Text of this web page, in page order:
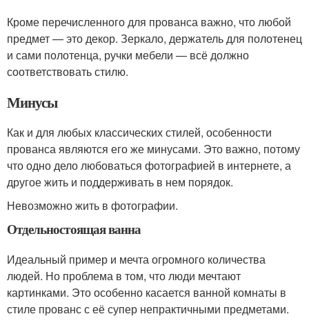
Кроме перечисленного для прованса важно, что любой
предмет — это декор. Зеркало, держатель для полотенец
и сами полотенца, ручки мебели — всё должно
соответствовать стилю.
Минусы
Как и для любых классических стилей, особенности
прованса являются его же минусами. Это важно, потому
что одно дело любоваться фотографией в интернете, а
другое жить и поддерживать в нем порядок.
Невозможно жить в фотографии.
Отдельностоящая ванна
Идеальный пример и мечта огромного количества
людей. Но проблема в том, что люди мечтают
картинками. Это особенно касается ванной комнаты в
стиле прованс с её супер непрактичными предметами.